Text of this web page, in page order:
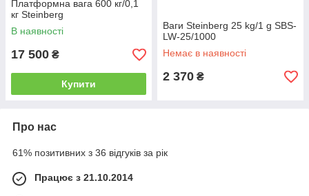
Платформна вага 600 кг/0,1
кг Steinberg
В наявності
17 500 ₴
Купити
Ваги Steinberg 25 kg/1 g SBS-
LW-25/1000
Немає в наявності
2 370 ₴
Про нас
61% позитивних з 36 відгуків за рік
Працює з 21.10.2014